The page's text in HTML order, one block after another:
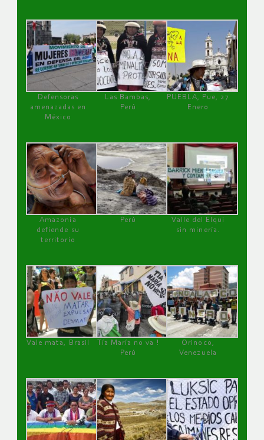
Defensoras
amenazadas en
México
Las Bambas,
Perú
PUEBLA, Pue, 27
Enero
Amazonía
defiende su
territorio
Perú
Valle del Elqui
sin minería.
Vale mata, Brasil
Tía María no va !
Perú
Orinoco,
Venezuela